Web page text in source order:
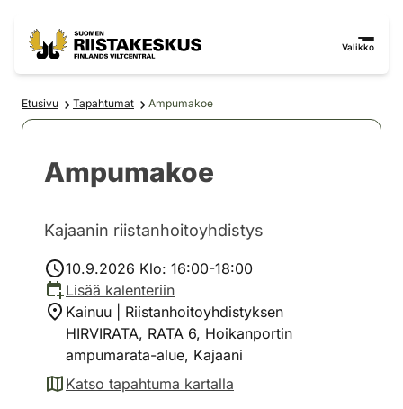
Valikko
Etusivu Tapahtumat Ampumakoe
Ampumakoe
Kajaanin riistanhoitoyhdistys
10.9.2026 Klo: 16:00-18:00
Lisää kalenteriin
Kainuu | Riistanhoitoyhdistyksen
HIRVIRATA, RATA 6, Hoikanportin
ampumarata-alue, Kajaani
Katso tapahtuma kartalla
(avautuu uuteen välilehteen)